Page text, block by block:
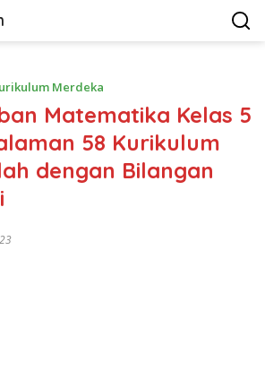
Merdeka
Matematika Kelas 5
58 Kurikulum
dengan Bilangan